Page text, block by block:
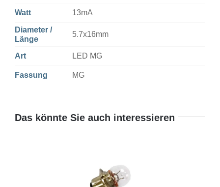
Watt 13mA
Diameter /
Länge
5.7x16mm
Art LED MG
Fassung MG
Das könnte Sie auch interessieren